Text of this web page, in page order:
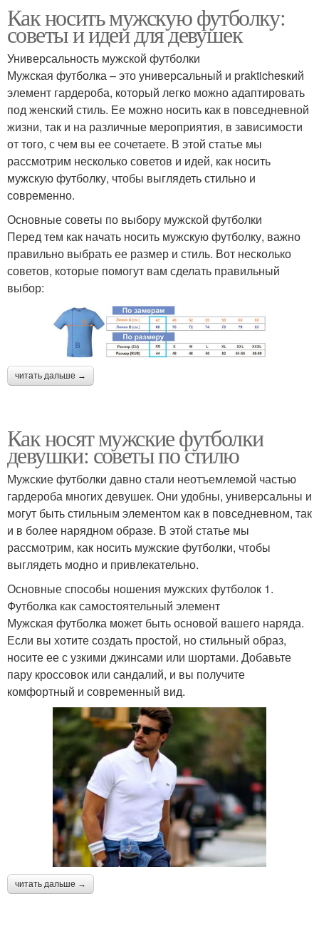
Как носить мужскую футболку:
советы и идеи для девушек
Универсальность мужской футболки
Мужская футболка – это универсальный и praktichesкий
элемент гардероба, который легко можно адаптировать
под женский стиль. Ее можно носить как в повседневной
жизни, так и на различные мероприятия, в зависимости
от того, с чем вы ее сочетаете. В этой статье мы
рассмотрим несколько советов и идей, как носить
мужскую футболку, чтобы выглядеть стильно и
современно.
Основные советы по выбору мужской футболки
Перед тем как начать носить мужскую футболку, важно
правильно выбрать ее размер и стиль. Вот несколько
советов, которые помогут вам сделать правильный
выбор:
читать дальше →
Как носят мужские футболки
девушки: советы по стилю
Мужские футболки давно стали неотъемлемой частью
гардероба многих девушек. Они удобны, универсальны и
могут быть стильным элементом как в повседневном, так
и в более нарядном образе. В этой статье мы
рассмотрим, как носить мужские футболки, чтобы
выглядеть модно и привлекательно.
Основные способы ношения мужских футболок 1.
Футболка как самостоятельный элемент
Мужская футболка может быть основой вашего наряда.
Если вы хотите создать простой, но стильный образ,
носите ее с узкими джинсами или шортами. Добавьте
пару кроссовок или сандалий, и вы получите
комфортный и современный вид.
читать дальше →